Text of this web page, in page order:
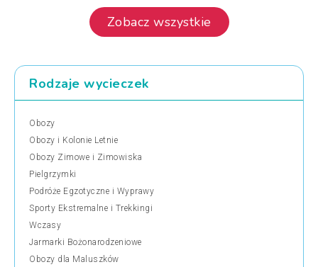
Zobacz wszystkie
Rodzaje wycieczek
Obozy
Obozy i Kolonie Letnie
Obozy Zimowe i Zimowiska
Pielgrzymki
Podróże Egzotyczne i Wyprawy
Sporty Ekstremalne i Trekkingi
Wczasy
Jarmarki Bożonarodzeniowe
Obozy dla Maluszków